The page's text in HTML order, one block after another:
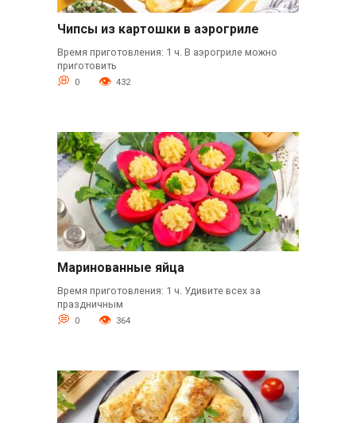
Чипсы из картошки в аэрогриле
Время приготовления: 1 ч. В аэрогриле можно
приготовить
0 432
Маринованные яйца
Время приготовления: 1 ч. Удивите всех за
праздничным
0 364